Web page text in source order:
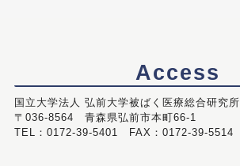
Access
国立大学法人 弘前大学被ばく医療総合研究所
〒036-8564 青森県弘前市本町66-1
TEL：0172-39-5401 FAX：0172-39-5514